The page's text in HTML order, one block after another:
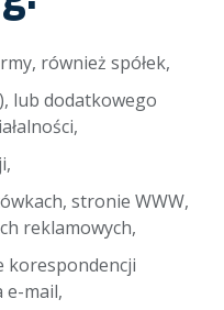
również spółek,
lub dodatkowego
stronie WWW,
reklamowych,
korespondencji
e-mail,